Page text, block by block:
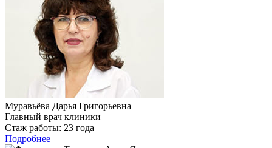
Муравьёва Дарья Григорьевна
Главный врач клиники
Стаж работы: 23 года
Подробнее